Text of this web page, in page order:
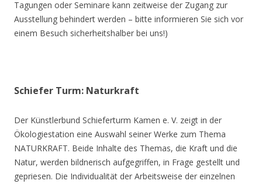
Tagungen oder Seminare kann zeitweise der Zugang zur
Ausstellung behindert werden – bitte informieren Sie sich vor
einem Besuch sicherheitshalber bei uns!)
Schiefer Turm: Naturkraft
Der Künstlerbund Schieferturm Kamen e. V. zeigt in der
Ökologiestation eine Auswahl seiner Werke zum Thema
NATURKRAFT. Beide Inhalte des Themas, die Kraft und die
Natur, werden bildnerisch aufgegriffen, in Frage gestellt und
gepriesen. Die Individualität der Arbeitsweise der einzelnen